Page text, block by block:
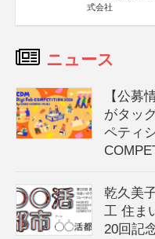
式会社
ニュース
【公募
がタッ
ペティ
乾久美
工 住ま
20回記